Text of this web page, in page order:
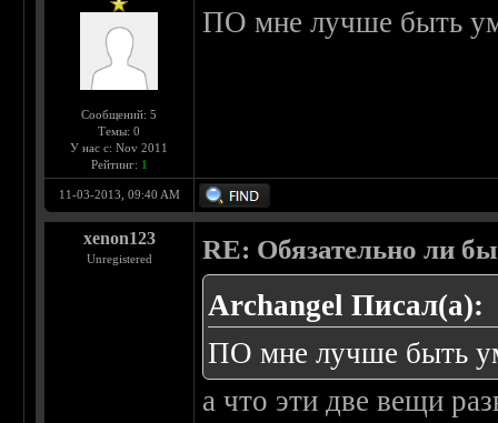
Сообщений: 5
Темы: 0
У нас с: Nov 2011
Рейтинг: 1
ПО мне лучше быть
11-03-2013, 09:40 AM
xenon123
Unregistered RE: Обязательно ли
Archangel Писал(а):
ПО мне лучше быть
а что эти две вещи